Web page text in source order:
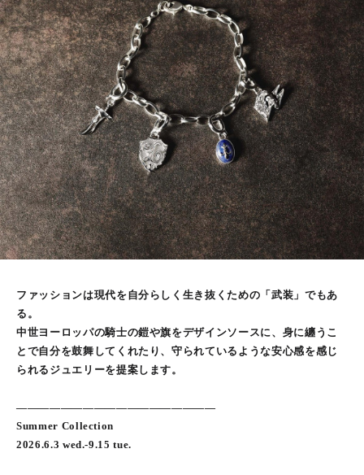
ファッションは現代を自分らしく生き抜くための「武装」でもあ
る。
中世ヨーロッパの騎士の鎧や旗をデザインソースに、身に纏うこ
とで自分を鼓舞してくれたり、守られているような安心感を感じ
られるジュエリーを提案します。
――――――――――――――――――
Summer Collection
2026.6.3 wed.-9.15 tue.